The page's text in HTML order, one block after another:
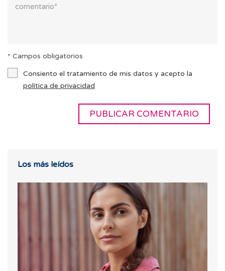
* Campos obligatorios
Consiento el tratamiento de mis datos y acepto la
política de privacidad
Los más leídos